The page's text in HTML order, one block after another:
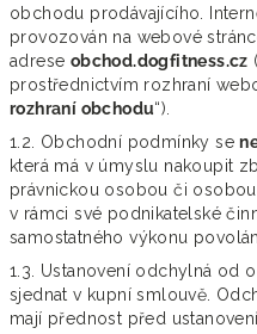
obchodu prodávajícího.
provozován na webové
adrese obchod.dogfitness.cz
prostřednictvím rozhraní
rozhraní obchodu“).
1.2. Obchodní podmínky se
která má v úmyslu nakoupit
právnickou osobou či
v rámci své podnikatelské
samostatného výkonu
1.3. Ustanovení odchylná od
sjednat v kupní smlouvě.
mají přednost před